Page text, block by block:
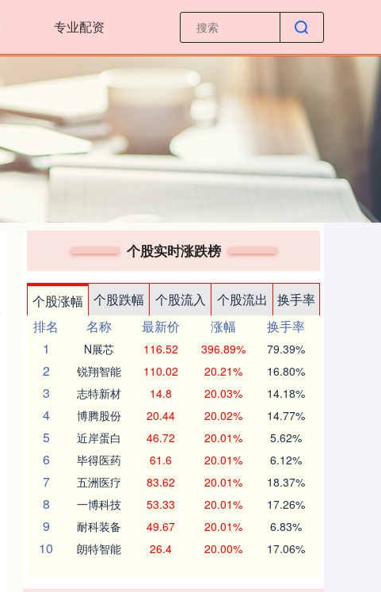
专业配资
个股实时涨跌榜
个股涨幅 个股跌幅 个股流入 个股流出
换手率
排名
名称 最新价 涨幅
换手率
1
N展芯 116.52 396.89% 79.39%
2 锐翔智能 110.02 20.21% 16.80%
3 志特新材 14.8 20.03% 14.18%
4 博腾股份 20.44 20.02% 14.77%
5 近岸蛋白 46.72 20.01% 5.62%
6 毕得医药 61.6 20.01% 6.12%
7 五洲医疗 83.62 20.01% 18.37%
8 一博科技 53.33 20.01% 17.26%
9 耐科装备 49.67 20.01% 6.83%
10 朗特智能 26.4 20.00% 17.06%